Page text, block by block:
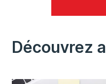
Découvrez